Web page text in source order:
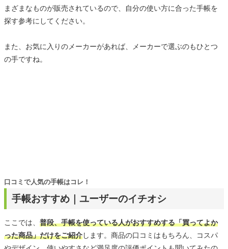
まざまなものが販売されているので、自分の使い方に合った手帳を
探す参考にしてください。
また、お気に入りのメーカーがあれば、メーカーで選ぶのもひとつ
の手ですね。
手帳おすすめ｜ユーザーのイチオシ
口コミで人気の手帳はコレ！
ここでは、 普段、手帳を使っている人がおすすめする「買ってよか
った商品」だけをご紹介します。商品の口コミはもちろん、コスパ